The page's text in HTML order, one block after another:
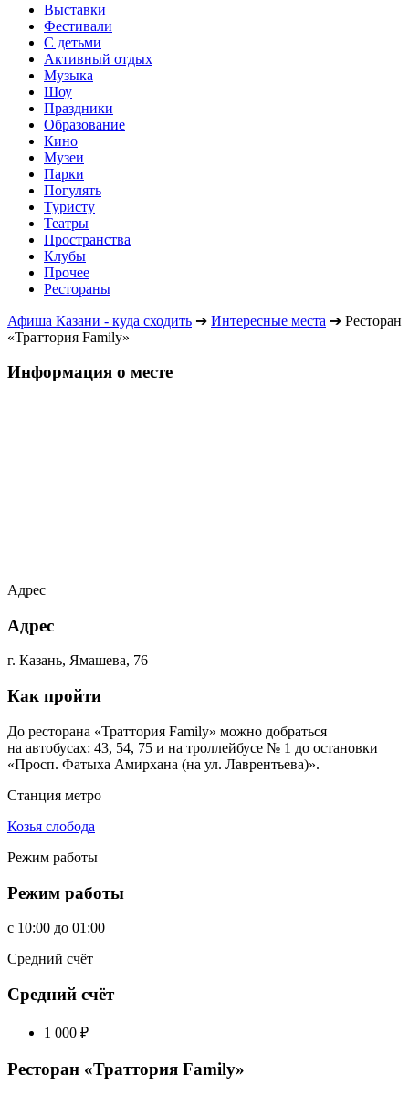
Выставки
Фестивали
С детьми
Активный отдых
Музыка
Шоу
Праздники
Образование
Кино
Музеи
Парки
Погулять
Туристу
Театры
Пространства
Клубы
Прочее
Рестораны
Афиша Казани - куда сходить ➔ Интересные места ➔ Ресторан
«Траттория Family»
Информация о месте
Адрес
Адрес
г. Казань, Ямашева, 76
Как пройти
До ресторана «Траттория Family» можно добраться
на автобусах: 43, 54, 75 и на троллейбусе № 1 до остановки
«Просп. Фатыха Амирхана (на ул. Лаврентьева)».
Станция метро
Козья слобода
Режим работы
Режим работы
c 10:00 до 01:00
Средний счёт
Средний счёт
1 000 ₽
Ресторан «Траттория Family»